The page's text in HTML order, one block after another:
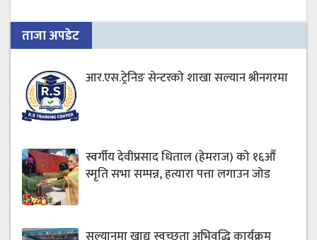
ताजा अपडेट
आर.एस.ट्रेनिङ सेन्टरको शाखा सल्यान श्रीनगरमा
स्वर्गीय देवीप्रसाद धिताल (हेमराज) को १६औँ
स्मृति सभा सम्पन्न, हत्यारा पत्ता लगाउन जोड